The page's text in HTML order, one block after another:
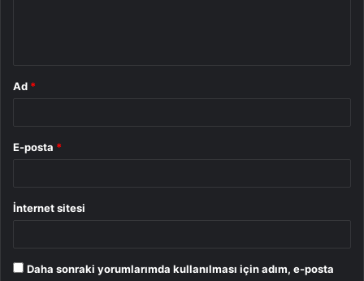
Ad *
E-posta *
İnternet sitesi
Daha sonraki yorumlarımda kullanılması için adım, e-posta